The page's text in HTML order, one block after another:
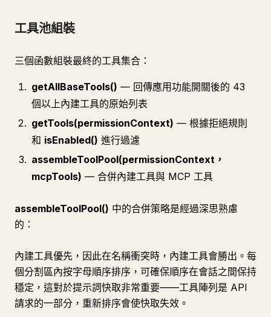
工具池組裝
三個函數組裝最終的工具集合：
getAllBaseTools() — 回傳應用功能開關後的 43
個以上內建工具的原始列表
getTools(permissionContext) — 根據拒絕規則
和 isEnabled() 進行過濾
assembleToolPool(permissionContext，
mcpTools) — 合併內建工具與 MCP 工具
assembleToolPool() 中的合併策略是經過深思熟慮
的：
內建工具優先，因此在名稱衝突時，內建工具會勝出。每
個分割區內按字母順序排序，可確保順序在會話之間保持
穩定，這對於提示詞快取非常重要——工具陣列是 API
請求的一部分，重新排序會使快取失效。